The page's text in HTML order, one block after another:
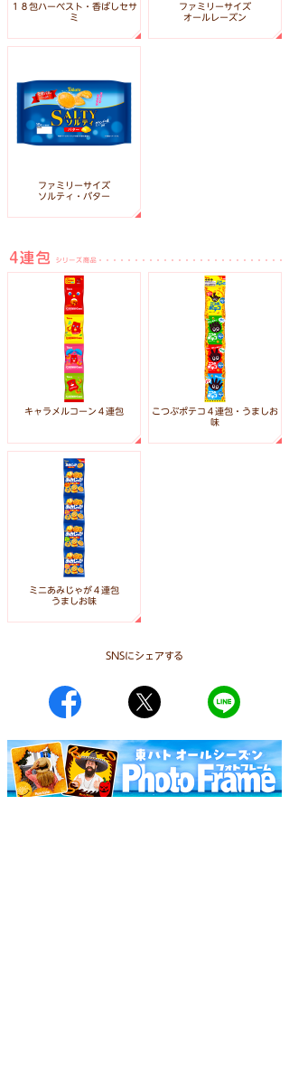
１８包ハーベスト・香ばしセサ
ミ
ファミリーサイズ
オールレーズン
ファミリーサイズ
ソルティ・バター
キャラメルコーン４連包 こつぶポテコ４連包・うましお
味
ミニあみじゃが４連包
うましお味
SNSにシェアする